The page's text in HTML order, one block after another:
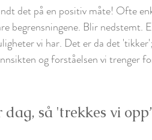
det på en positiv måte! Ofte
begrensningene. Blir nedstemt.
vi har. Det er da det 'tikker';
og forståelsen vi trenger
så 'trekkes vi